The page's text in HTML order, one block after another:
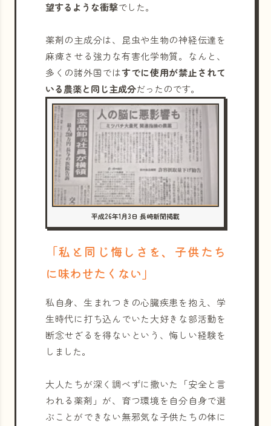
望するような衝撃でした。
薬剤の主成分は、昆虫や生物の神経伝達を
麻痺させる強力な有害化学物質。なんと、
多くの諸外国ではすでに使用が禁止されて
いる農薬と同じ主成分だったのです。
平成26年1月3日 長崎新聞掲載
「私と同じ悔しさを、子供たち
に味わせたくない」
私自身、生まれつきの心臓疾患を抱え、学
生時代に打ち込んでいた大好きな部活動を
断念せざるを得ないという、悔しい経験を
しました。
大人たちが深く調べずに撒いた「安全と言
われる薬剤」が、育つ環境を自分自身で選
ぶことができない無邪気な子供たちの体に